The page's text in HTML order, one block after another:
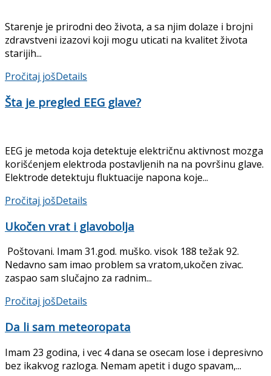
Starenje je prirodni deo života, a sa njim dolaze i brojni
zdravstveni izazovi koji mogu uticati na kvalitet života
starijih...
Pročitaj jošDetails
Šta je pregled EEG glave?
EEG je metoda koja detektuje električnu aktivnost mozga
korišćenjem elektroda postavljenih na na površinu glave.
Elektrode detektuju fluktuacije napona koje...
Pročitaj jošDetails
Ukočen vrat i glavobolja
Poštovani. Imam 31.god. muško. visok 188 težak 92.
Nedavno sam imao problem sa vratom,ukočen zivac.
zaspao sam slučajno za radnim...
Pročitaj jošDetails
Da li sam meteoropata
Imam 23 godina, i vec 4 dana se osecam lose i depresivno
bez ikakvog razloga. Nemam apetit i dugo spavam,...